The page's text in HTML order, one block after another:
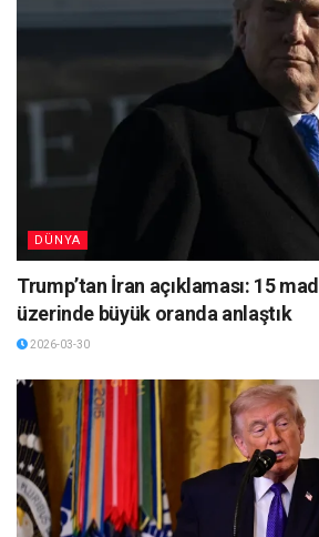
DÜNYA
Trump’tan İran açıklaması: 15
üzerinde büyük oranda anlaştık
2026-03-30